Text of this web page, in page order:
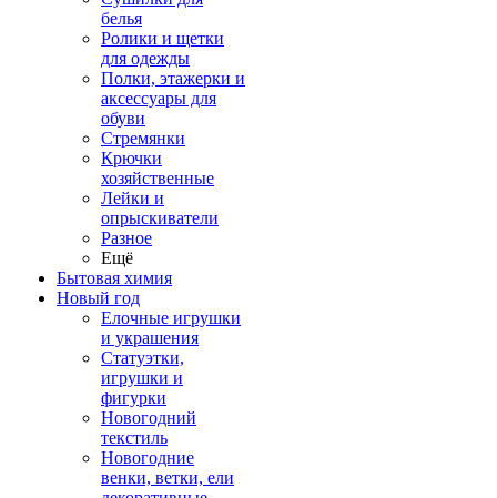
белья
Ролики и щетки
для одежды
Полки, этажерки и
аксессуары для
обуви
Стремянки
Крючки
хозяйственные
Лейки и
опрыскиватели
Разное
Ещё
Бытовая химия
Новый год
Елочные игрушки
и украшения
Статуэтки,
игрушки и
фигурки
Новогодний
текстиль
Новогодние
венки, ветки, ели